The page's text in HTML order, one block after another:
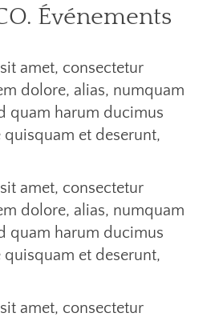
Événements
amet, consectetur
dolore, alias, numquam
quam harum ducimus
et deserunt,
amet, consectetur
dolore, alias, numquam
quam harum ducimus
et deserunt,
amet, consectetur